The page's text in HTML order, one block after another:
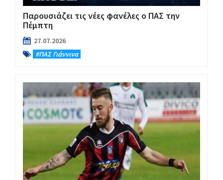
Παρουσιάζει τις νέες φανέλες ο ΠΑΣ την
Πέμπτη
27.07.2026
#ΠΑΣ Γιάννινα